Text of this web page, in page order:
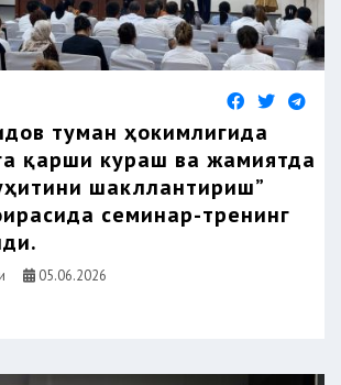
туман ҳокимлигида
қарши кураш ва жамиятда
шакллантириш”
семинар-тренинг
05.06.2026